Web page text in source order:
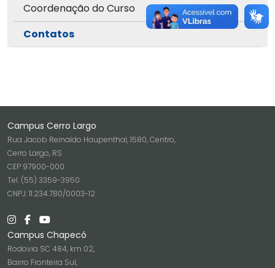
Coordenação do Curso
Contatos
Campus Cerro Largo
Rua Jacob Reinaldo Haupenthal, 1580, Centro,
Cerro Largo, RS
CEP 97900-000
Tel. (55) 3359-3950
CNPJ: 11.234.780/0003-12
Campus Chapecó
Rodovia SC 484, km 02,
Bairro Fronteira Sul,